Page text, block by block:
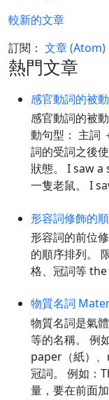
較新的文章
訂閱： 文章 (Atom)
熱門文章
感官動詞的被
感官動詞的被
動句型： 主詞
詞的受詞之後
狀態。 I saw a
一隻老鼠。 I
形容詞修飾的
形容詞的前位
的順序排列。
格、冠詞等
物質名詞
物質名詞是氣
等的名稱。 例
paper（紙）
冠詞。 例如：
量，要在前面